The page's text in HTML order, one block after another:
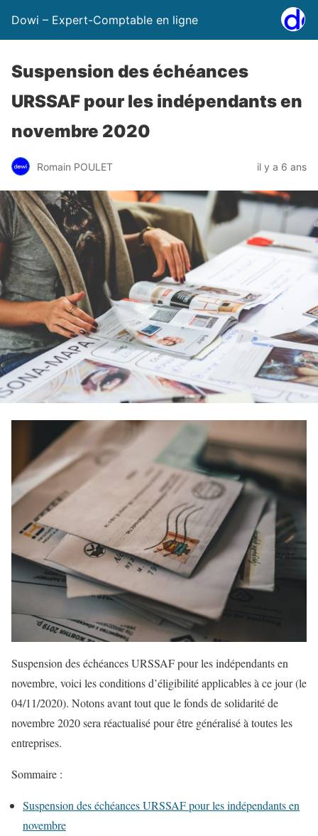
Dowi – Expert-Comptable en ligne
Suspension des échéances
URSSAF pour les indépendants en
novembre 2020
Romain POULET il y a 6 ans
Suspension des échéances URSSAF pour les indépendants en
novembre, voici les conditions d’éligibilité applicables à ce jour (le
04/11/2020). Notons avant tout que le fonds de solidarité de
novembre 2020 sera réactualisé pour être généralisé à toutes les
entreprises.
Sommaire :
Suspension des échéances URSSAF pour les indépendants en
novembre